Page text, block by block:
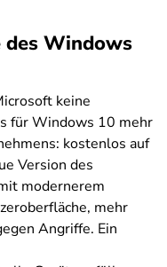
des Windows
keine
für Windows 10 mehr
kostenlos auf
Version des
modernerem
mehr
Angriffe. Ein